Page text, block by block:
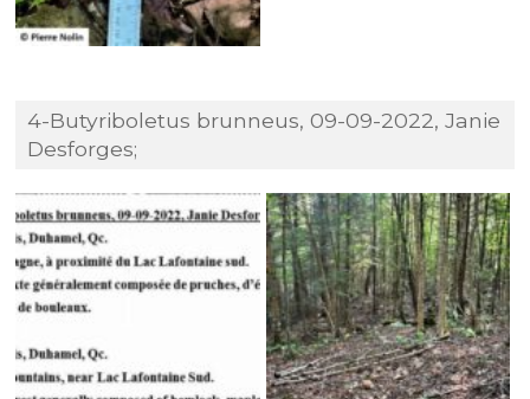
4-Butyriboletus brunneus, 09-09-2022, Janie
Desforges;